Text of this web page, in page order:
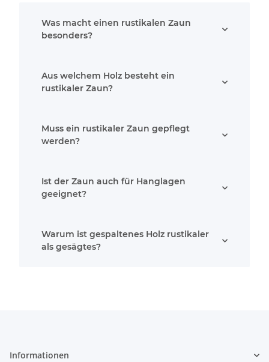
Was macht einen rustikalen Zaun
besonders?
Aus welchem Holz besteht ein
rustikaler Zaun?
Muss ein rustikaler Zaun gepflegt
werden?
Ist der Zaun auch für Hanglagen
geeignet?
Warum ist gespaltenes Holz rustikaler
als gesägtes?
Informationen